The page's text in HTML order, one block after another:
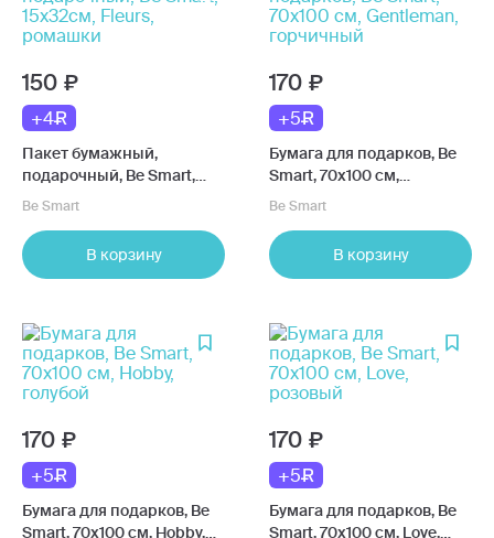
150
+4
Пакет бумажный,
подарочный, Be Smart,
15х32см, Fleurs, ромашки
Be Smart
В корзину
170
+5
Бумага для подарков, Be
Smart, 70х100 см,
Gentleman, горчичный
Be Smart
В корзину
170
+5
Бумага для подарков, Be
Smart, 70х100 см, Hobby,
170
+5
Бумага для подарков, Be
Smart, 70х100 см, Love,